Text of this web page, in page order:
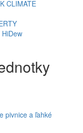
CLIMATE
pivnice a ľahké